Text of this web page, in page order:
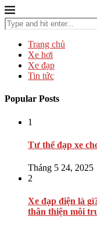
Trang chủ
Xe hơi
Xe đạp
Tin tức
Popular Posts
1
Tư thế đạp xe
Tháng 5 24, 2025
2
Xe đạp điện là
thân thiện môi